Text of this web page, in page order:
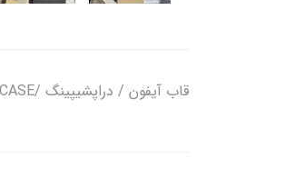
قاب آیفون / دراپشیپینگ /iPhone / APPLE CASE